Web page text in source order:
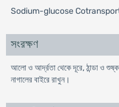
Sodium-glucose
সংরক্ষণ
আলো ও আর্দ্রতা থেকে দূরে, ঠান্ডা ও
নাগালের বাইরে রাখুন।